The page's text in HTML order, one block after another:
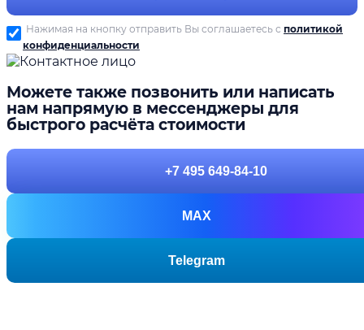
Нажимая на кнопку отправить Вы соглашаетесь с политикой
конфиденциальности
Можете также позвонить или написать
нам напрямую в мессенджеры для
быстрого расчёта стоимости
+7 495 649-84-10
MAX
Telegram